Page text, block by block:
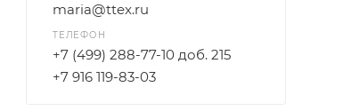
maria@ttex.ru
ТЕЛЕФОН
+7 (499) 288-77-10 доб. 215
+7 916 119-83-03